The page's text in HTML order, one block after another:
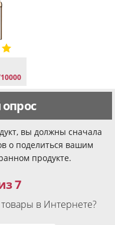
вы должны сначала
о поделиться вашим
продукте.
7
в Интернете?